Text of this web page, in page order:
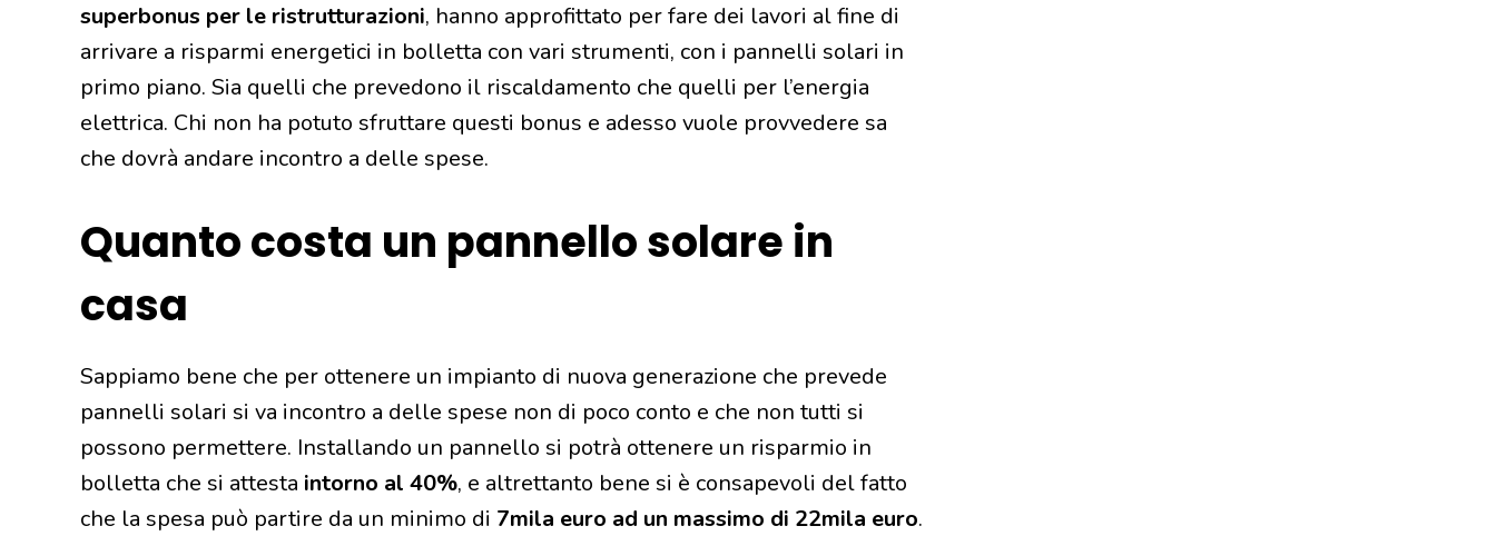
superbonus per le ristrutturazioni, hanno approfittato per fare dei lavori al fine di
arrivare a risparmi energetici in bolletta con vari strumenti, con i pannelli solari in
primo piano. Sia quelli che prevedono il riscaldamento che quelli per l’energia
elettrica. Chi non ha potuto sfruttare questi bonus e adesso vuole provvedere sa
che dovrà andare incontro a delle spese.
Quanto costa un pannello solare in
casa
Sappiamo bene che per ottenere un impianto di nuova generazione che prevede
pannelli solari si va incontro a delle spese non di poco conto e che non tutti si
possono permettere. Installando un pannello si potrà ottenere un risparmio in
bolletta che si attesta intorno al 40%, e altrettanto bene si è consapevoli del fatto
che la spesa può partire da un minimo di 7mila euro ad un massimo di 22mila euro.